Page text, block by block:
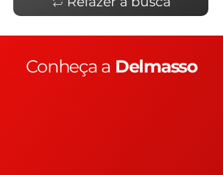
Conheça a Delmasso